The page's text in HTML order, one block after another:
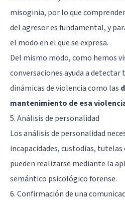
misoginia, por lo que
del agresor es fundamental, y
el modo en el que se expresa.
Del mismo modo, como hemos
conversaciones ayuda a detectar
dinámicas de violencia como las
mantenimiento de esa
5. Análisis de personalidad
Los análisis de personalidad
incapacidades, custodias,
pueden realizarse mediante la
semántico psicológico forense.
6. Confirmación de una